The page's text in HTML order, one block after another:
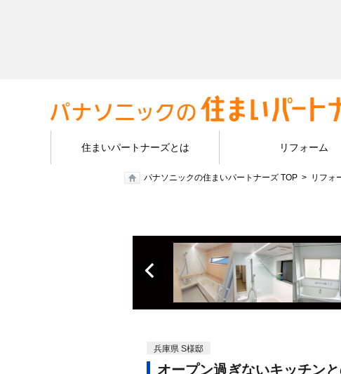
住まいパートナーズとは リフォーム
パナソニックの住まいパートナーズ TOP リフォ
兵庫県 S様邸
オープン過ぎないキッチン